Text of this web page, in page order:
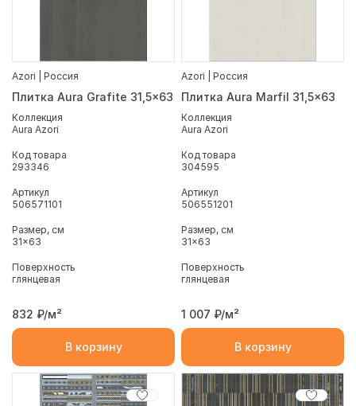
Azori | Россия
Плитка Aura Grafite 31,5x63
Коллекция
Aura Azori
Код товара
293346
Артикул
506571101
Размер, см
31x63
Поверхность
глянцевая
832 ₽/м²
В корзину
Azori | Россия
Плитка Aura Marfil 31,5x63
Коллекция
Aura Azori
Код товара
304595
Артикул
506551201
Размер, см
31x63
Поверхность
глянцевая
1 007 ₽/м²
В корзину